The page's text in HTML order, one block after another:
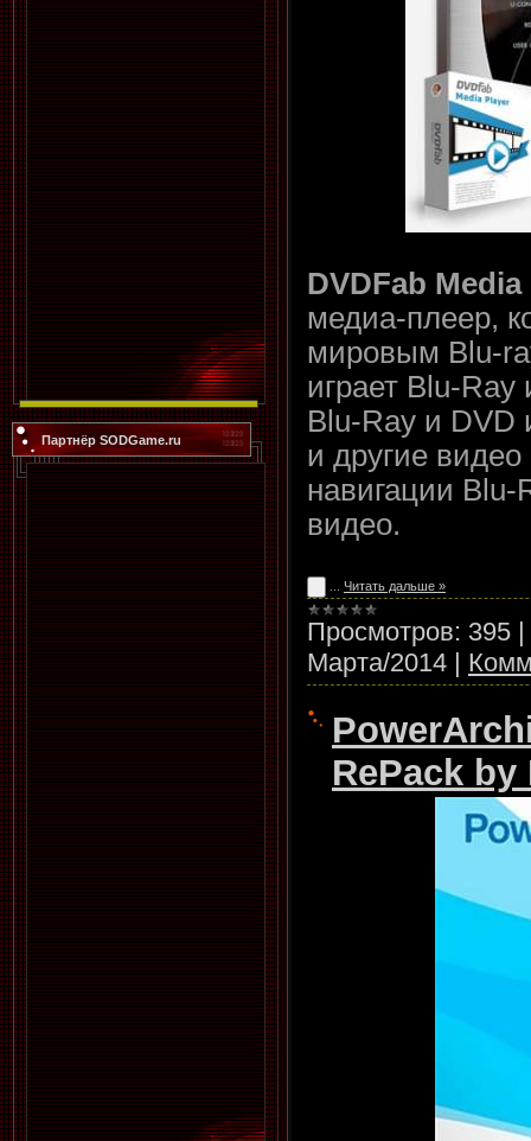
Партнёр SODGame.ru
DVDFab Media
медиа-плеер,
мировым Blu-
играет Blu-Ray
Blu-Ray и DVD
и другие
навигации
видео.
Читать дальше »
Просмотров: 395 |
Марта/2014 |
RePack by